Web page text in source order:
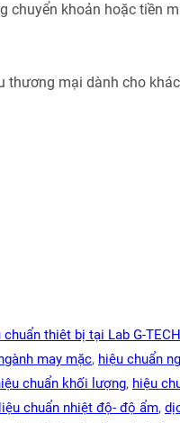
chuyển khoản hoặc tiền
thương mại dành cho
chuẩn thiêt bị tại Lab G-TECH
may mặc, hiệu chuẩn
chuẩn khối lượng, hiệu
chuẩn nhiệt độ- độ ẩm,